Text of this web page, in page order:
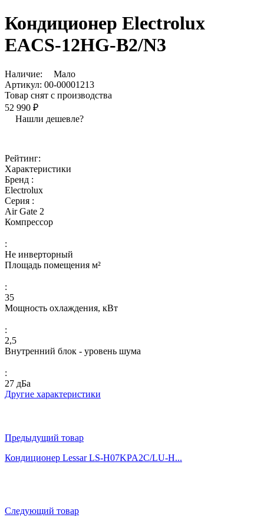
Кондиционер Electrolux
EACS-12HG-B2/N3
Наличие:
Мало
Артикул: 00-00001213
Товар снят с производства
52 990 ₽
Нашли дешевле?
Рейтинг:
Характеристики
Бренд :
Electrolux
Серия :
Air Gate 2
Компрессор
:
Не инверторный
Площадь помещения м²
:
35
Мощность охлаждения, кВт
:
2,5
Внутренний блок - уровень шума
:
27 дБа
Другие характеристики
Предыдущий товар
Кондиционер Lessar LS-H07KPA2C/LU-H...
Следующий товар